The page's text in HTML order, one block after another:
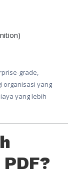
grade,
organisasi yang
yang lebih